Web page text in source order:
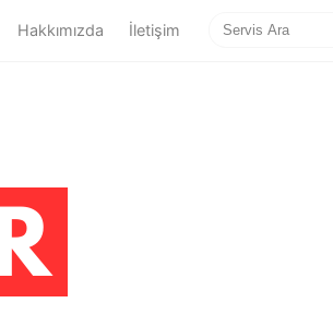
(current)
Hakkımızda İletişim